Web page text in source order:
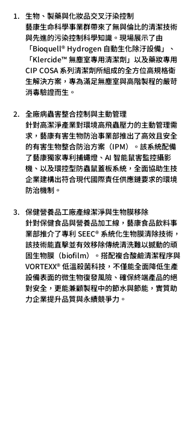
生物、製藥與化妝品交叉汙染控制
藝康生命科學事業群帶來了無與倫比的清潔技術
與先進的污染控制科學知識。現場展示了由
「Bioquell® Hydrogen 自動生化除汙設備」、
「Klercide™ 無塵室專用清潔劑」以及藥妝專用
CIP COSA 系列清潔劑所組成的全方位高規格衛
生解決方案，專為滿足無塵室與高階製程的嚴苛
消毒驗證而生。
全廠病蟲害整合控制與主動管理
針對高潔淨產業對環境高飛蟲壓力的主動管理需
求，藝康有害生物防治事業部推出了高效且安全
的有害生物整合防治方案（IPM）。該系統配備
了藝康獨家專利捕蠅燈、AI 智能鼠害監控攝影
機、以及環控型防蟲鼠蓋板系統，全面協助生技
企業建構出符合現代國際責任供應鏈要求的環境
防治機制。
保健營養品工廠產線潔淨與生物膜移除
針對保健食品與營養品加工線，藝康食品飲料事
業部推介了專利 SEEC® 系統化生物膜清除技術，
該技術能直擊並有效移除傳統清洗難以撼動的頑
固生物膜（biofilm）。搭配複合酸鹼清潔程序與
VORTEXX® 低溫殺菌科技，不僅能全面降低生產
設備表面的微生物復發風險、確保終端產品的絕
對安全，更能兼顧製程中的節水與節能，實質助
力企業提升品質與永續競爭力。